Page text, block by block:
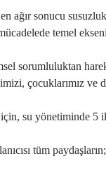
ağır sonucu
temel
sorumluluktan
çocuklarımız ve
su yönetiminde 5
tüm